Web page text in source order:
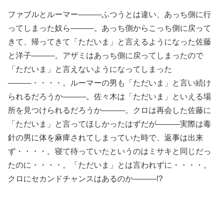
ファブルとルーマー―――ふつうとは違い、あっち側に行
ってしまった奴ら―――。あっち側からこっち側に戻って
きて、帰ってきて「ただいま」と言えるようになった佐藤
と洋子―――。アザミはあっち側に戻ってしまったので
「ただいま」と言えないようになってしまった
―――・・・・。ルーマーの男も「ただいま」と言い続け
られるだろうか―――。佐々木は「ただいま」といえる場
所を見つけられるだろうか―――。クロは再会した佐藤に
「ただいま」と言ってほしかったはずだが―――実際は毒
針の男に体を麻痺されてしまっていた時で、返事は出来
ず・・・・。寝て待っていたというのはミサキと同じだっ
たのに・・・・。「ただいま」とは言われずに・・・・。
クロにセカンドチャンスはあるのか―――!?